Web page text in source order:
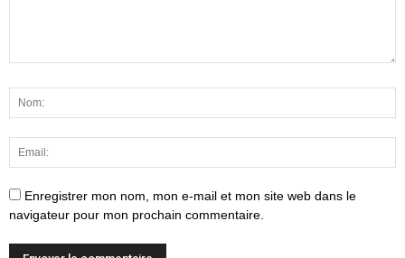
Enregistrer mon nom, mon e-mail et mon site web dans le
navigateur pour mon prochain commentaire.